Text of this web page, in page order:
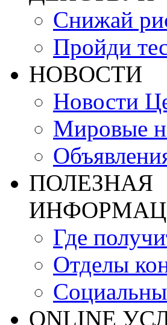
Снижай
Пройди
НОВОСТИ
Новости
Мировые
ПОЛЕЗНАЯ
Где
Отделы
ONLINE